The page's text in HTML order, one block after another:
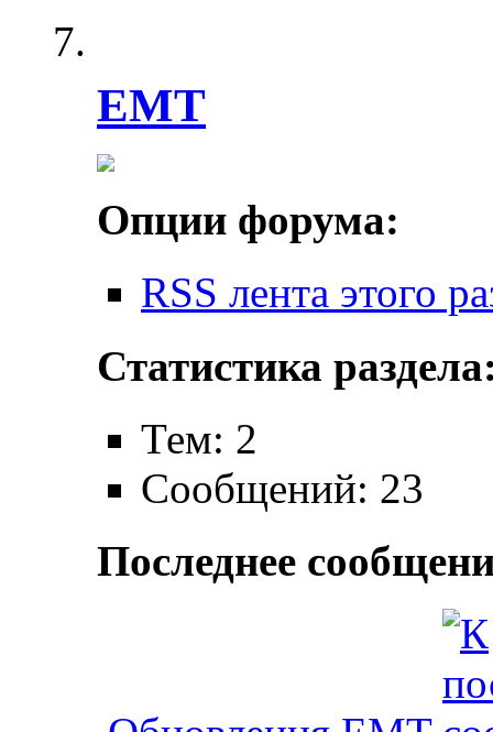
EMT
Опции форума:
RSS лента этого
Статистика
Тем: 2
Сообщений: 23
Последнее